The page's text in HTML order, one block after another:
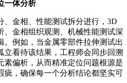
一体分析
金相、性能测试拆分进行，3D
、金相组织观测、机械性能测试深
。例如，当金属零部件拉伸测试出
立看待该结果，工程师会同步回溯
素偏析，从而精准定位问题根源是
疵，确保每一个分析结论都坚实可